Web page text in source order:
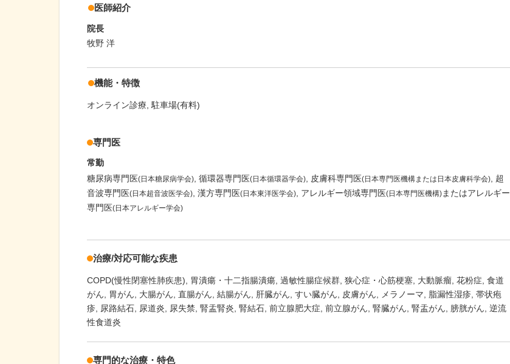
医師紹介
院長
牧野 洋
機能・特徴
オンライン診療 駐車場(有料)
専門医
常勤
糖尿病専門医(日本糖尿病学会) 循環器専門医(日本循環器学会) 皮膚科専門医(日本専門医機構または日本皮膚科学会)
超
音波専門医(日本超音波医学会) 漢方専門医(日本東洋医学会) アレルギー領域専門医(日本専門医機構)またはアレルギー
専門医(日本アレルギー学会)
治療/対応可能な疾患
COPD(慢性閉塞性肺疾患) 胃潰瘍・十二指腸潰瘍 過敏性腸症候群 狭心症・心筋梗塞 大動脈瘤 花粉症 食道
がん
胃がん 大腸がん 直腸がん 結腸がん 肝臓がん すい臓がん 皮膚がん メラノーマ 脂漏性湿疹 帯状疱
疹
尿路結石 尿道炎 尿失禁 腎盂腎炎 腎結石 前立腺肥大症 前立腺がん 腎臓がん 腎盂がん 膀胱がん 逆流
性食道炎
専門的な治療・特色